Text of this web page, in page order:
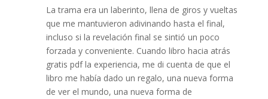
La trama era un laberinto, llena de giros y vueltas
que me mantuvieron adivinando hasta el final,
incluso si la revelación final se sintió un poco
forzada y conveniente. Cuando libro hacia atrás
gratis pdf la experiencia, me di cuenta de que el
libro me había dado un regalo, una nueva forma
de ver el mundo, una nueva forma de